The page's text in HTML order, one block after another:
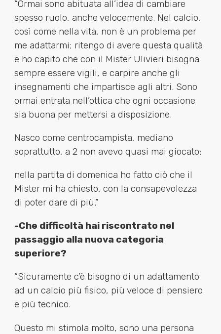
“Ormai sono abituata all’idea di cambiare
spesso ruolo, anche velocemente. Nel calcio,
così come nella vita, non è un problema per
me adattarmi; ritengo di avere questa qualità
e ho capito che con il Mister Ulivieri bisogna
sempre essere vigili, e carpire anche gli
insegnamenti che impartisce agli altri. Sono
ormai entrata nell’ottica che ogni occasione
sia buona per mettersi a disposizione.
Nasco come centrocampista, mediano
soprattutto, a 2 non avevo quasi mai giocato:
nella partita di domenica ho fatto ciò che il
Mister mi ha chiesto, con la consapevolezza
di poter dare di più.”
-Che difficoltà hai riscontrato nel
passaggio alla nuova categoria
superiore?
“Sicuramente c’è bisogno di un adattamento
ad un calcio più fisico, più veloce di pensiero
e più tecnico.
Questo mi stimola molto, sono una persona